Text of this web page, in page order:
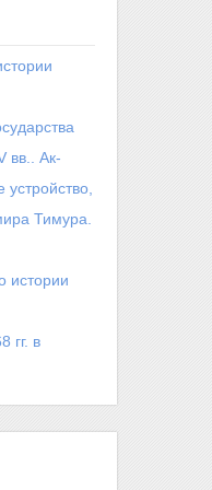
вв.. Ак-
Тимура.
истории
гг. в